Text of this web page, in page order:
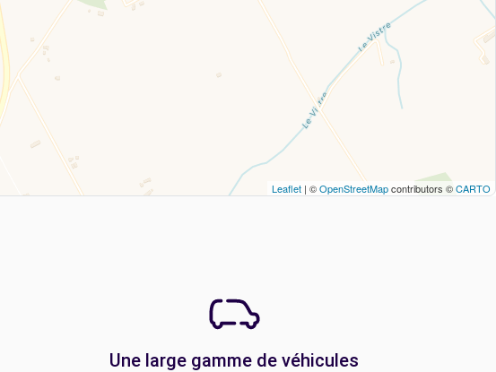
Leaflet | ©OpenStreetMapcontributors ©CARTO
Une large gamme de véhicules